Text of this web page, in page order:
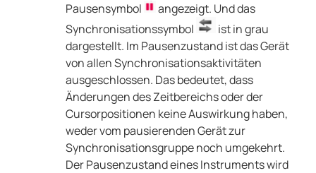
Pausensymbol
angezeigt. Und das
Synchronisationssymbol
ist in grau
dargestellt. Im Pausenzustand ist das Gerät
von allen Synchronisationsaktivitäten
ausgeschlossen. Das bedeutet, dass
Änderungen des Zeitbereichs oder der
Cursorpositionen keine Auswirkung haben,
weder vom pausierenden Gerät zur
Synchronisationsgruppe noch umgekehrt.
Der Pausenzustand eines Instruments wird